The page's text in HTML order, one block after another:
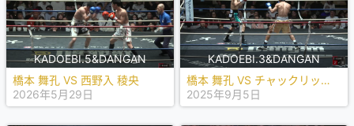
KADOEBI.5&DANGAN
橋本 舞孔 VS 西野入 稜央
2026年5月29日
KADOEBI.3&DANGAN
橋本 舞孔 VS チャックリット ラーチャコット
2025年9月5日